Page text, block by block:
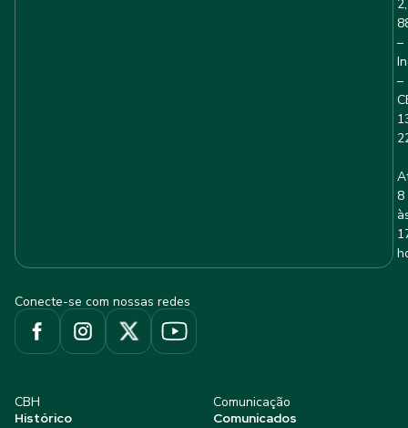
2,
–
–
8
Conecte-se com nossas redes
CBH
Histórico
Comunicação
Comunicados